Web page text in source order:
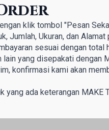
klik tombol "Pesan
Jumlah, Ukuran, dan
sesuai dengan
lain yang disepakati dengan
konfirmasi kami akan
yang ada keterangan MAKE